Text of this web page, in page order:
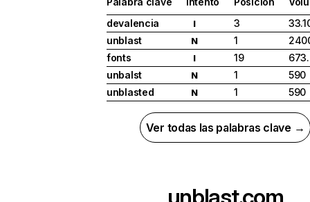
devalencia
I 3
unblast
N 1
fonts
I 19
unbalst
N 1
590
unblasted
N 1 590
Ver todas las palabras clave →